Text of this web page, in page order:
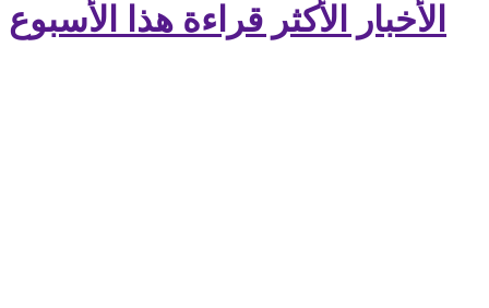
الأخبار الأكثر قراءة هذا الأسبوع